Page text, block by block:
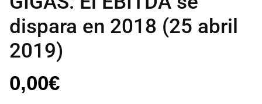
dispara en 2018 (25 abril
2019)
0,00€